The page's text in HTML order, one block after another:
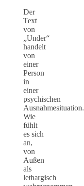
Der
Text
von
„Under“
handelt
von
einer
Person
in
einer
psychischen
Ausnahmesituation.
Wie
fühlt
es sich
an,
von
Außen
als
lethargisch